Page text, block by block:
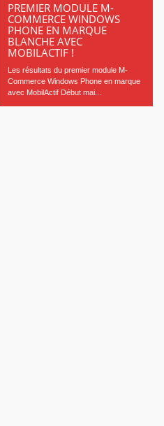
PREMIER MODULE M-
COMMERCE WINDOWS
PHONE EN MARQUE
BLANCHE AVEC
MOBILACTIF !
Les résultats du premier module M-
Commerce Windows Phone en marque
avec MobilActif Début mai...